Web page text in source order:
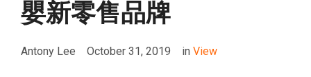
嬰新零售品牌
Antony Lee October 31, 2019 in View